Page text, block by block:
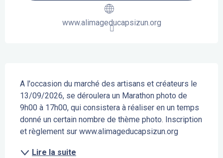
www.alimageducapsizun.org
A l'occasion du marché des artisans et créateurs le
13/09/2026, se déroulera un Marathon photo de
9h00 à 17h00, qui consistera à réaliser en un temps
donné un certain nombre de thème photo. Inscription
et règlement sur www.alimageducapsizun.org
Lire la suite